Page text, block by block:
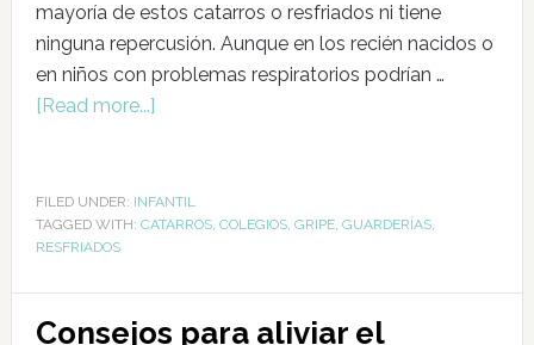
mayoría de estos catarros o resfriados ni tiene
ninguna repercusión. Aunque en los recién nacidos o
en niños con problemas respiratorios podrían …
[Read more...]
FILED UNDER: INFANTIL
TAGGED WITH: CATARROS, COLEGIOS, GRIPE, GUARDERÍAS,
RESFRIADOS
Consejos para aliviar el